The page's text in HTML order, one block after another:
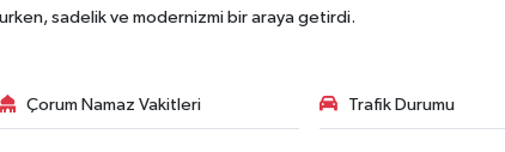
sadelik ve modernizmi bir araya getirdi.
Çorum Namaz Vakitleri Trafik Durumu